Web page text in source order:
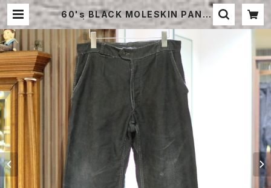
60's BLACK MOLESKIN PANT
S | STRAYSHEEP ONLINE